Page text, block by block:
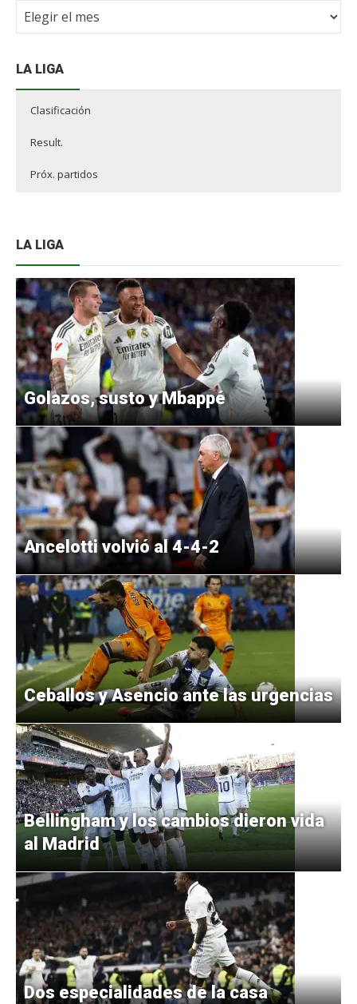
Archivo
LA LIGA
Clasificación
Result.
Próx. partidos
LA LIGA
Golazos, susto y Mbappé
Ancelotti volvió al 4-4-2
Ceballos y Asencio ante las urgencias
Bellingham y los cambios dieron vida
al Madrid
Dos especialidades de la casa